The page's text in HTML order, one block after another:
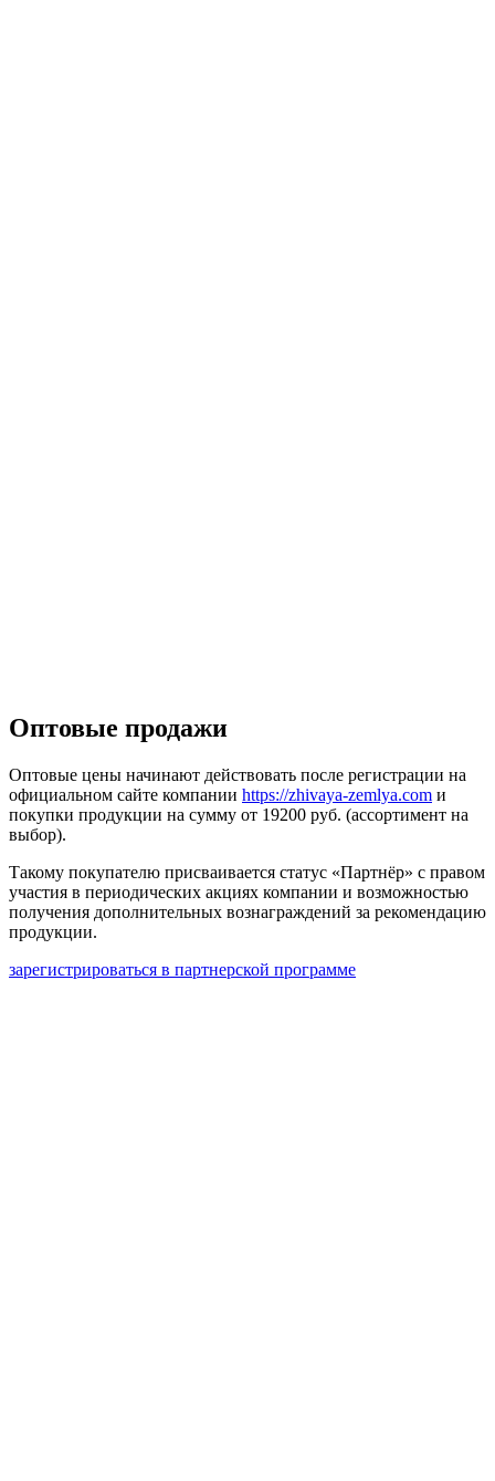
Оптовые продажи
Оптовые цены начинают действовать после регистрации на
официальном сайте компании https://zhivaya-zemlya.com и
покупки продукции на сумму от 19200 руб. (ассортимент на
выбор).
Такому покупателю присваивается статус «Партнёр» с правом
участия в периодических акциях компании и возможностью
получения дополнительных вознаграждений за рекомендацию
продукции.
зарегистрироваться в партнерской программе